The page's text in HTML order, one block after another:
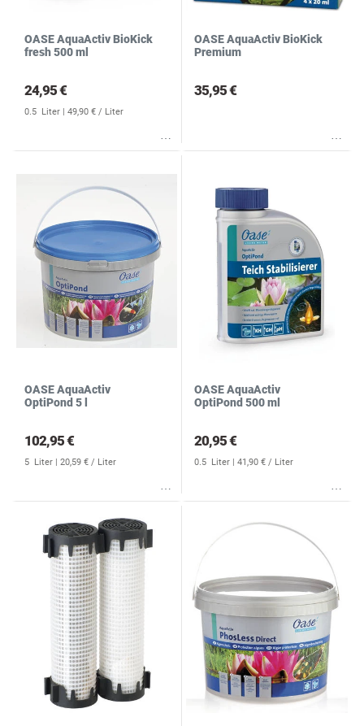
OASE AquaActiv BioKick
fresh 500 ml
24,95 €
0.5 Liter | 49,90 € / Liter
OASE AquaActiv BioKick
Premium
35,95 €
OASE AquaActiv
OptiPond 5 l
102,95 €
5 Liter | 20,59 € / Liter
OASE AquaActiv
OptiPond 500 ml
20,95 €
0.5 Liter | 41,90 € / Liter